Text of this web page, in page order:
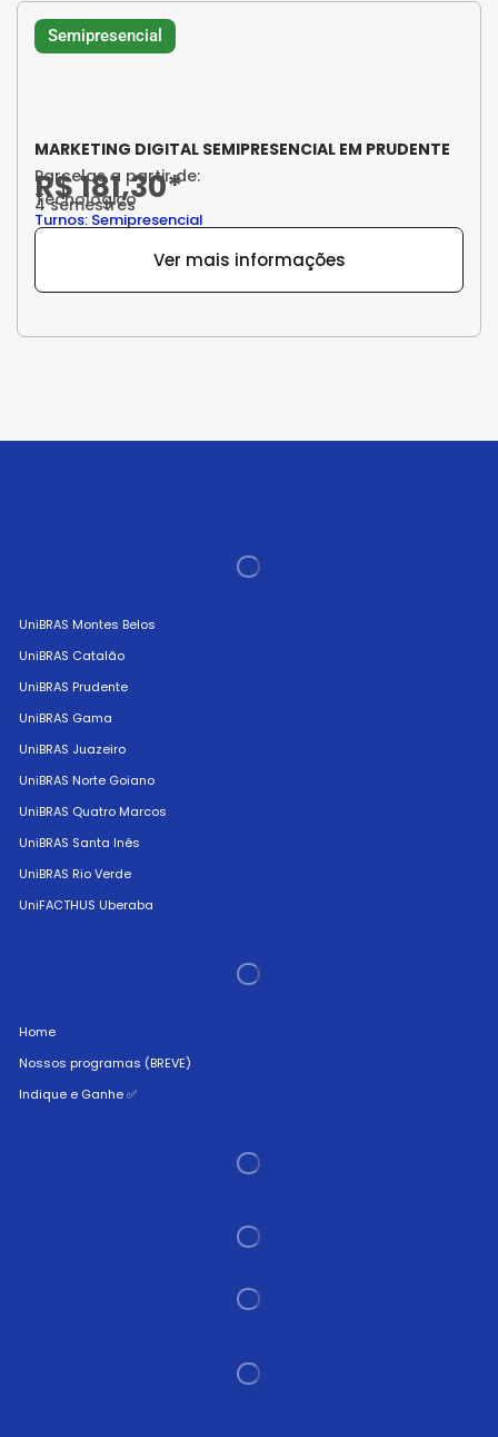
Semipresencial
MARKETING DIGITAL SEMIPRESENCIAL EM PRUDENTE
Parcelas a partir de:
R$ 181,30*
Tecnológico
4 semestres
Turnos: Semipresencial
Ver mais informações
UniBRAS Montes Belos
UniBRAS Catalão
UniBRAS Prudente
UniBRAS Gama
UniBRAS Juazeiro
UniBRAS Norte Goiano
UniBRAS Quatro Marcos
UniBRAS Santa Inês
UniBRAS Rio Verde
UniFACTHUS Uberaba
Home
Nossos programas (BREVE)
Indique e Ganhe ✅